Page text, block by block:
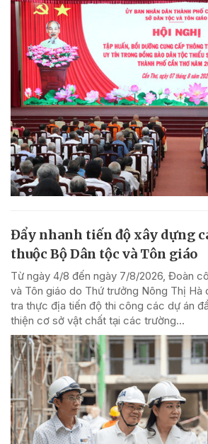
Đẩy nhanh tiến độ xây dựng
thuộc Bộ Dân tộc và Tôn giáo
Từ ngày 4/8 đến ngày 7/8/2026, Đoàn
và Tôn giáo do Thứ trưởng Nông Thị Hà
tra thực địa tiến độ thi công các dự án
thiện cơ sở vật chất tại các trường...